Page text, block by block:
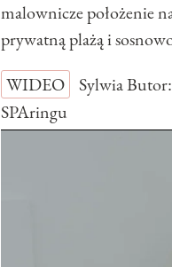
malownicze położenie
prywatną plażą i
WIDEO
Sylwia
SPAringu